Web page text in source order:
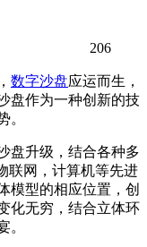
206
数字沙盘应运而生，
盘作为一种创新的技
。
盘升级，结合各种多
联网，计算机等先进
模型的相应位置，创
化无穷，结合立体环
。